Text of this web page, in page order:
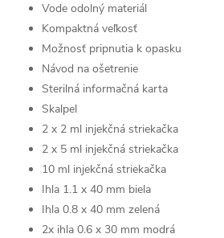
Vode odolný materiál
Kompaktná veľkosť
Možnosť pripnutia k opasku
Návod na ošetrenie
Sterilná informačná karta
Skalpel
2 x 2 ml injekčná striekačka
2 x 5 ml injekčná striekačka
10 ml injekčná striekačka
Ihla 1.1 x 40 mm biela
Ihla 0.8 x 40 mm zelená
2x ihla 0.6 x 30 mm modrá